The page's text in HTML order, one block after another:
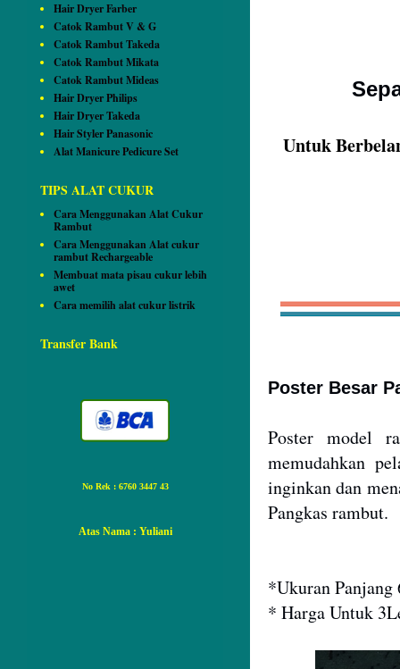
Untuk
Poster Besar
Poster model
memudahkan
inginkan dan
Pangkas rambut.
*Ukuran Panjang
* Harga Untuk
Hair Dryer Farber
Catok Rambut V & G
Catok Rambut Takeda
Catok Rambut Mikata
Catok Rambut Mideas
Hair Dryer Philips
Hair Dryer Takeda
Hair Styler Panasonic
Alat Manicure Pedicure Set
TIPS ALAT CUKUR
Cara Menggunakan Alat Cukur
Rambut
Cara Menggunakan Alat cukur
rambut Rechargeable
Membuat mata pisau cukur lebih
awet
Cara memilih alat cukur listrik
Transfer Bank
No Rek : 6760 3447 43
Atas Nama : Yuliani